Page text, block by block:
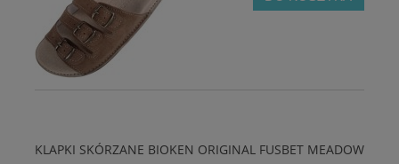
KLAPKI SKÓRZANE BIOKEN ORIGINAL FUSBET MEADOW